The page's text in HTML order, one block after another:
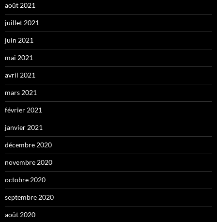
août 2021
juillet 2021
juin 2021
mai 2021
avril 2021
mars 2021
février 2021
janvier 2021
décembre 2020
novembre 2020
octobre 2020
septembre 2020
août 2020